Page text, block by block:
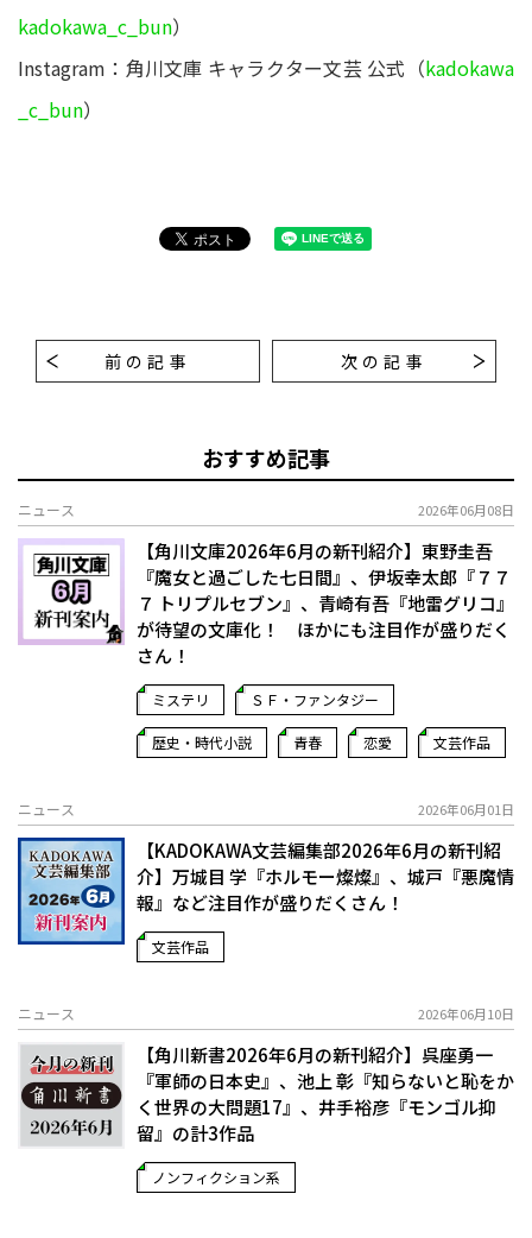
kadokawa_c_bun）
Instagram：角川文庫 キャラクター文芸 公式（kadokawa
_c_bun）
前の記事 次の記事
おすすめ記事
ニュース 2026年06月08日
【角川文庫2026年6月の新刊紹介】東野圭吾
『魔女と過ごした七日間』、伊坂幸太郎『７７
７ トリプルセブン』、青崎有吾『地雷グリコ』
が待望の文庫化！ ほかにも注目作が盛りだく
さん！
ミステリ ＳＦ・ファンタジー
歴史・時代小説 青春 恋愛 文芸作品
ニュース 2026年06月01日
【KADOKAWA文芸編集部2026年6月の新刊紹
介】万城目 学『ホルモー燦燦』、城戸『悪魔情
報』など注目作が盛りだくさん！
文芸作品
ニュース 2026年06月10日
【角川新書2026年6月の新刊紹介】呉座勇一
『軍師の日本史』、池上 彰『知らないと恥をか
く世界の大問題17』、井手裕彦『モンゴル抑
留』の計3作品
ノンフィクション系